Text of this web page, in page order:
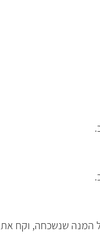
המנה שנשכחה, וקח